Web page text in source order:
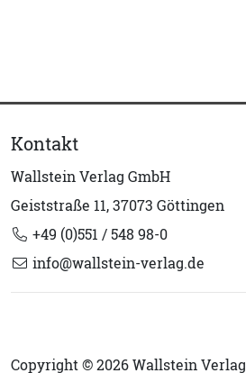
Kontakt
Wallstein Verlag GmbH
Geiststraße 11, 37073 Göttingen
+49 (0)551 / 548 98-0
info@wallstein-verlag.de
Copyright © 2026 Wallstein Verlag